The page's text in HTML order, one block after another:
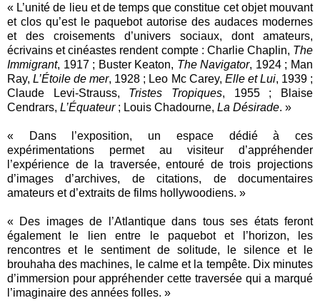
« L’unité de lieu et de temps que constitue cet objet mouvant
et clos qu’est le paquebot autorise des audaces modernes
et des croisements d’univers sociaux, dont amateurs,
écrivains et cinéastes rendent compte : Charlie Chaplin, The
Immigrant, 1917 ; Buster Keaton, The Navigator, 1924 ; Man
Ray,L’Étoile de mer, 1928 ; Leo Mc Carey, Elle et Lui, 1939 ;
Claude Levi-Strauss, Tristes Tropiques, 1955 ; Blaise
Cendrars, L’Équateur ; Louis Chadourne, La Désirade. »
« Dans l’exposition, un espace dédié à ces
expérimentations permet au visiteur d’appréhender
l’expérience de la traversée, entouré de trois projections
d’images d’archives, de citations, de documentaires
amateurs et d’extraits de films hollywoodiens. »
« Des images de l’Atlantique dans tous ses états feront
également le lien entre le paquebot et l’horizon, les
rencontres et le sentiment de solitude, le silence et le
brouhaha des machines, le calme et la tempête. Dix minutes
d’immersion pour appréhender cette traversée qui a marqué
l’imaginaire des années folles. »